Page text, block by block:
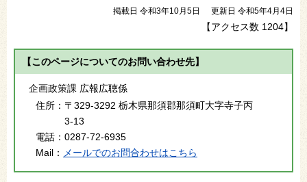
掲載日 令和3年10月5日 更新日 令和5年4月4日
【アクセス数 1204】
【このページについてのお問い合わせ先】
企画政策課 広報広聴係
住所： 〒329-3292 栃木県那須郡那須町大字寺子丙
3-13
電話： 0287-72-6935
Mail：
メールでのお問合わせはこちら